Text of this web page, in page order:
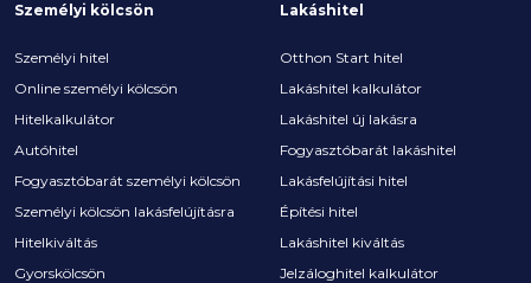
Személyi kölcsön
Személyi hitel
Online személyi kölcsön
Hitelkalkulátor
Autóhitel
Fogyasztóbarát személyi kölcsön
Személyi kölcsön lakásfelújításra
Hitelkiváltás
Gyorskölcsön
Lakáshitel
Otthon Start hitel
Lakáshitel kalkulátor
Lakáshitel új lakásra
Fogyasztóbarát lakáshitel
Lakásfelújítási hitel
Építési hitel
Lakáshitel kiváltás
Jelzáloghitel kalkulátor